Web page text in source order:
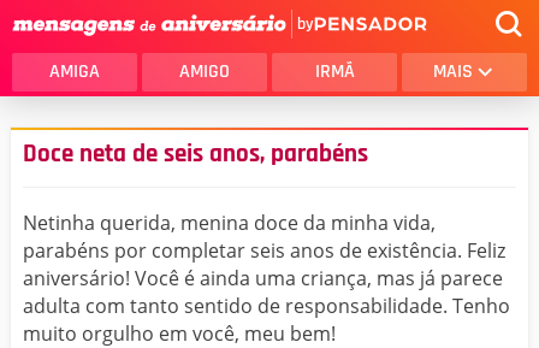
by
AMIGA AMIGO IRMÃ MAIS
Doce neta de seis anos, parabéns
Netinha querida, menina doce da minha vida,
parabéns por completar seis anos de existência. Feliz
aniversário! Você é ainda uma criança, mas já parece
adulta com tanto sentido de responsabilidade. Tenho
muito orgulho em você, meu bem!